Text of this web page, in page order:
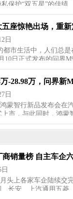
保护“双五星”的佳绩…
五座惊艳出场，重
日
都市生活中，人们总
10日正式发布的问界
-28.98万，问界新
日
蒙智行新品发布会在
上市，与此同时，鸿蒙
商销量榜 自主车企
头上各家车企陆续交
长安、上汽通用五菱